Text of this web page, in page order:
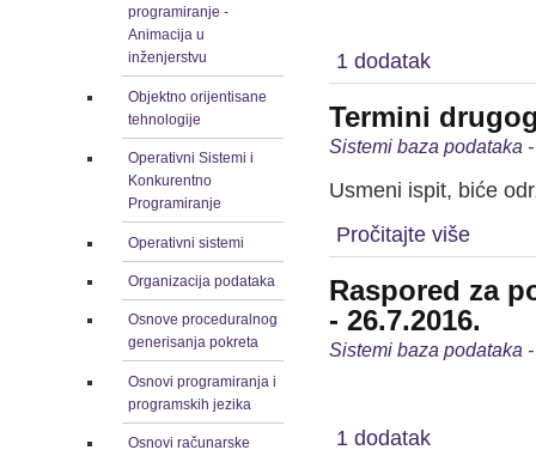
programiranje -
Animacija u
inženjerstvu
Objektno orijentisane
tehnologije
Operativni Sistemi i
Konkurentno
Programiranje
Operativni sistemi
Organizacija podataka
Osnove proceduralnog
generisanja pokreta
Osnovi programiranja i
programskih jezika
Osnovi računarske
1 dodatak
Termini
Sistemi baza podataka
Usmeni ispit, biće
Pročitajte više
Raspored za
- 26.7.2016.
Sistemi baza podataka
1 dodatak